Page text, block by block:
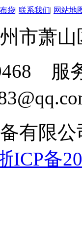
袋| 联系我们| 网站地
市萧
服
有限公
ICP备